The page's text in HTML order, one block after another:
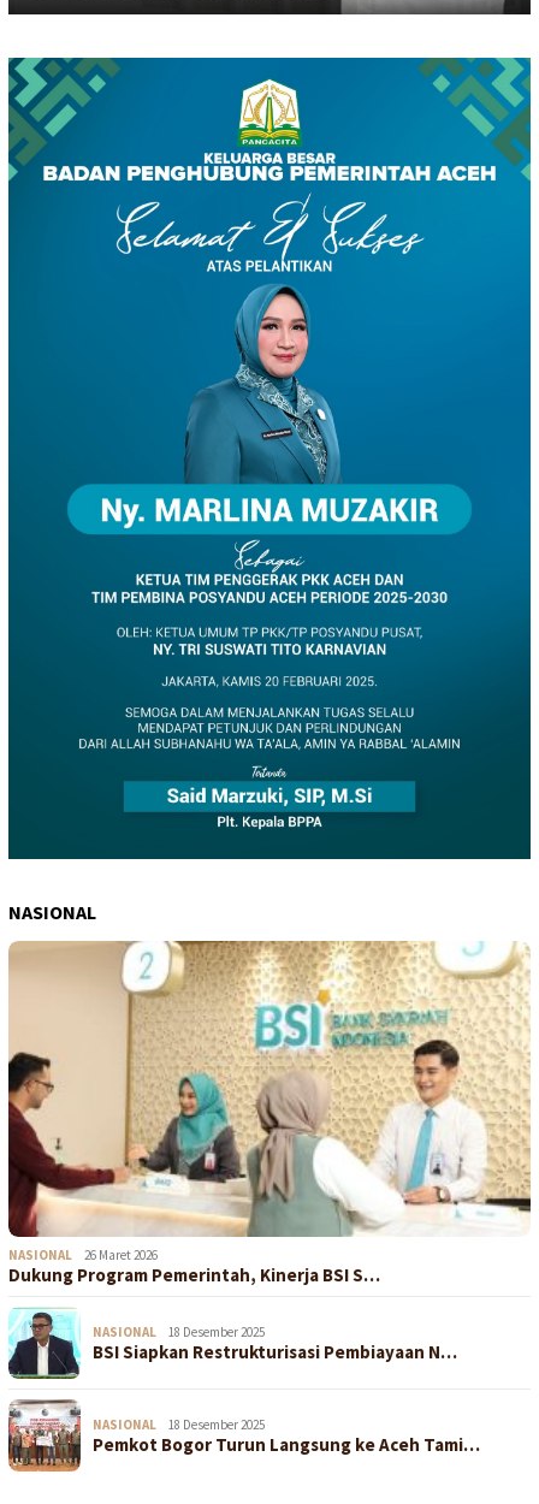
NASIONAL
NASIONAL 26 Maret 2026
Dukung Program Pemerintah, Kinerja BSI S…
NASIONAL 18 Desember 2025
BSI Siapkan Restrukturisasi Pembiayaan N…
NASIONAL 18 Desember 2025
Pemkot Bogor Turun Langsung ke Aceh Tami…